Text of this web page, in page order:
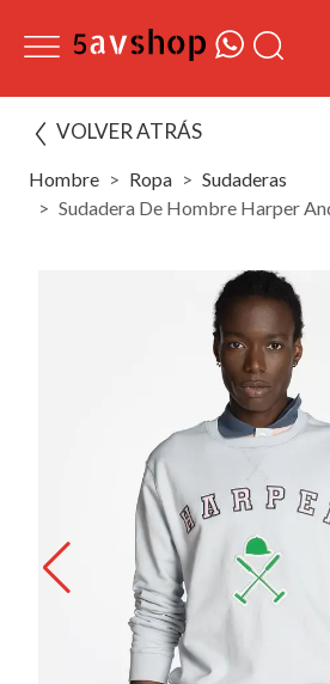
VOLVER ATRÁS
Hombre Ropa
Sudaderas
Sudadera De Hombre Harper